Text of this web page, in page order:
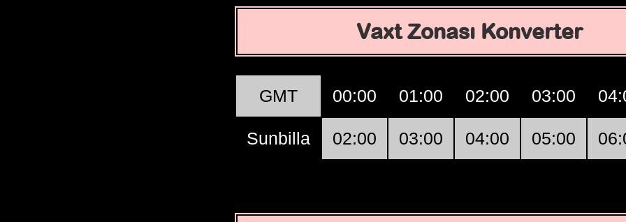
Vaxt Zonası Konverter
GMT 00:00 01:00 02:00 03:00
Sunbilla 02:00 03:00 04:00 05:00